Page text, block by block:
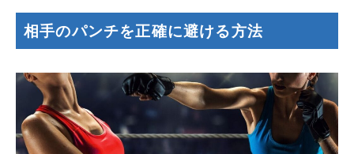
相手のパンチを正確に避ける方法